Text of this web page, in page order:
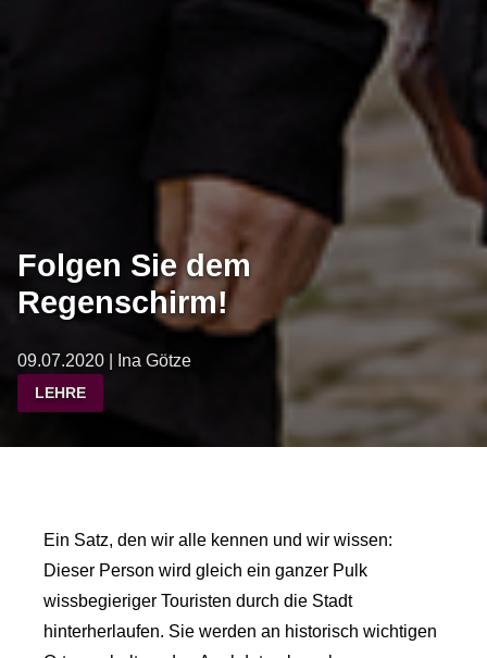
Folgen Sie dem
Regenschirm!
09.07.2020 | Ina Götze
LEHRE
Ein Satz, den wir alle kennen und wir wissen:
Dieser Person wird gleich ein ganzer Pulk
wissbegieriger Touristen durch die Stadt
hinterherlaufen. Sie werden an historisch wichtigen